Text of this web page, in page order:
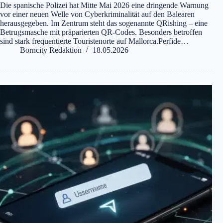
Die spanische Polizei hat Mitte Mai 2026 eine dringende Warnung
vor einer neuen Welle von Cyberkriminalität auf den Balearen
herausgegeben. Im Zentrum steht das sogenannte QRishing – eine
Betrugsmasche mit präparierten QR-Codes. Besonders betroffen
sind stark frequentierte Touristenorte auf Mallorca.Perfide…
Borncity Redaktion
18.05.2026